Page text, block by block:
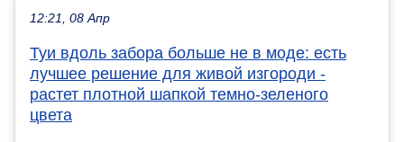
12:21, 08 Апр
Туи вдоль забора больше не в моде: есть
лучшее решение для живой изгороди -
растет плотной шапкой темно-зеленого
цвета